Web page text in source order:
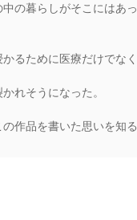
の暮らしがそこにはあっ
るために医療だけでな
れそうになった。
作品を書いた思いを知